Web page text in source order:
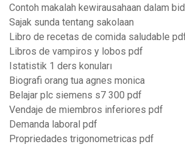
Contoh makalah kewirausahaan dalam
Sajak sunda tentang sakolaan
Libro de recetas de comida saludable
Libros de vampiros y lobos pdf
Istatistik 1 ders konuları
Biografi orang tua agnes monica
Belajar plc siemens s7 300 pdf
Vendaje de miembros inferiores pdf
Demanda laboral pdf
Propriedades trigonometricas pdf